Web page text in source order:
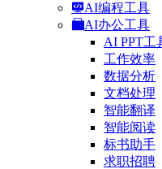
AI编程工具
AI办公工具
AI PPT工
工作效率
数据分析
文档处理
智能翻译
智能阅读
标书助手
求职招聘